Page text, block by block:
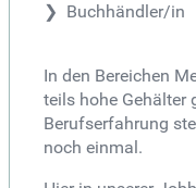
Buchhändler/in
In den Bereichen
teils hohe Gehälter
Berufserfahrung
noch einmal.